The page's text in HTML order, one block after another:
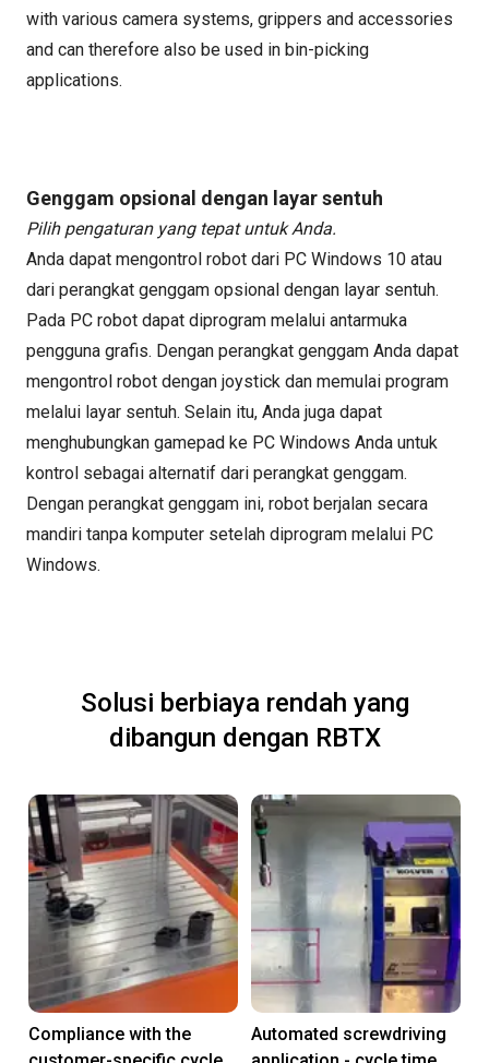
with various camera systems, grippers and accessories
and can therefore also be used in bin-picking
applications.
Genggam opsional dengan layar sentuh
Pilih pengaturan yang tepat untuk Anda.
Anda dapat mengontrol robot dari PC Windows 10 atau
dari perangkat genggam opsional dengan layar sentuh.
Pada PC robot dapat diprogram melalui antarmuka
pengguna grafis. Dengan perangkat genggam Anda dapat
mengontrol robot dengan joystick dan memulai program
melalui layar sentuh. Selain itu, Anda juga dapat
menghubungkan gamepad ke PC Windows Anda untuk
kontrol sebagai alternatif dari perangkat genggam.
Dengan perangkat genggam ini, robot berjalan secara
mandiri tanpa komputer setelah diprogram melalui PC
Windows.
Solusi berbiaya rendah yang
dibangun dengan RBTX
Compliance with the
Automated screwdriving